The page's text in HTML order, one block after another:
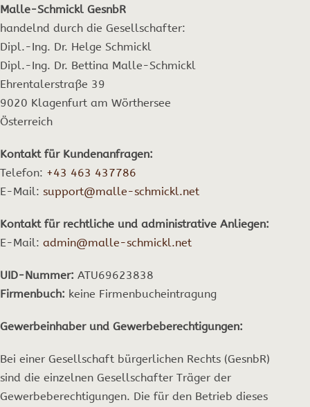
Malle-Schmickl GesnbR
handelnd durch die Gesellschafter:
Dipl.-Ing. Dr. Helge Schmickl
Dipl.-Ing. Dr. Bettina Malle-Schmickl
Ehrentalerstraße 39
9020 Klagenfurt am Wörthersee
Österreich
Kontakt für Kundenanfragen:
Telefon: +43 463 437786
E-Mail: support@malle-schmickl.net
Kontakt für rechtliche und administrative Anliegen:
E-Mail: admin@malle-schmickl.net
UID-Nummer: ATU69623838
Firmenbuch: keine Firmenbucheintragung
Gewerbeinhaber und Gewerbeberechtigungen:
Bei einer Gesellschaft bürgerlichen Rechts (GesnbR)
sind die einzelnen Gesellschafter Träger der
Gewerbeberechtigungen. Die für den Betrieb dieses